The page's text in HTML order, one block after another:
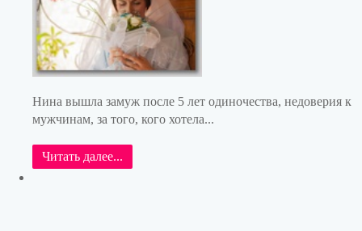
Нина вышла замуж после 5 лет одиночества, недоверия к
мужчинам, за того, кого хотела...
Читать далее...